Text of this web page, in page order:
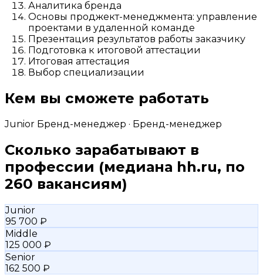
Аналитика бренда
Основы проджект-менеджмента: управление
проектами в удаленной команде
Презентация результатов работы заказчику
Подготовка к итоговой аттестации
Итоговая аттестация
Выбор специализации
Кем вы сможете работать
Junior Бренд-менеджер · Бренд-менеджер
Сколько зарабатывают в
профессии (медиана hh.ru, по
260 вакансиям)
Junior
95 700 ₽
Middle
125 000 ₽
Senior
162 500 ₽